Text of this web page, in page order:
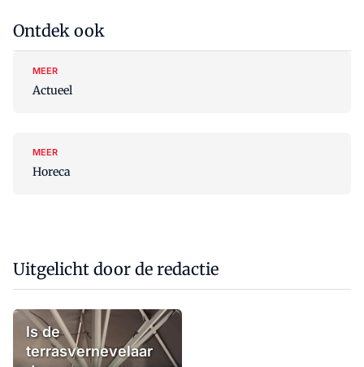
Ontdek ook
MEER
Actueel
MEER
Horeca
Uitgelicht door de redactie
Is de
terrasvernevelaar